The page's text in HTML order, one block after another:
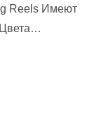
Reels Имеют